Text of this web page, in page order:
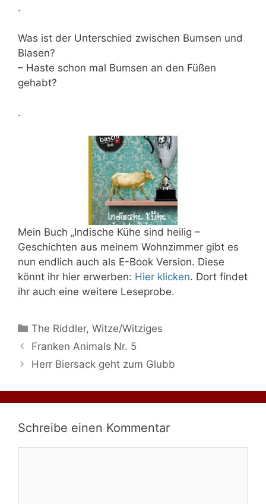
.
Was ist der Unterschied zwischen Bumsen und
Blasen?
– Haste schon mal Bumsen an den Füßen
gehabt?
.
Mein Buch „Indische Kühe sind heilig –
Geschichten aus meinem Wohnzimmer gibt es
nun endlich auch als E-Book Version. Diese
könnt ihr hier erwerben: Hier klicken. Dort findet
ihr auch eine weitere Leseprobe.
Kategorien
The Riddler,Witze/Witziges
Franken Animals Nr. 5
Herr Biersack geht zum Glubb
Schreibe einen Kommentar